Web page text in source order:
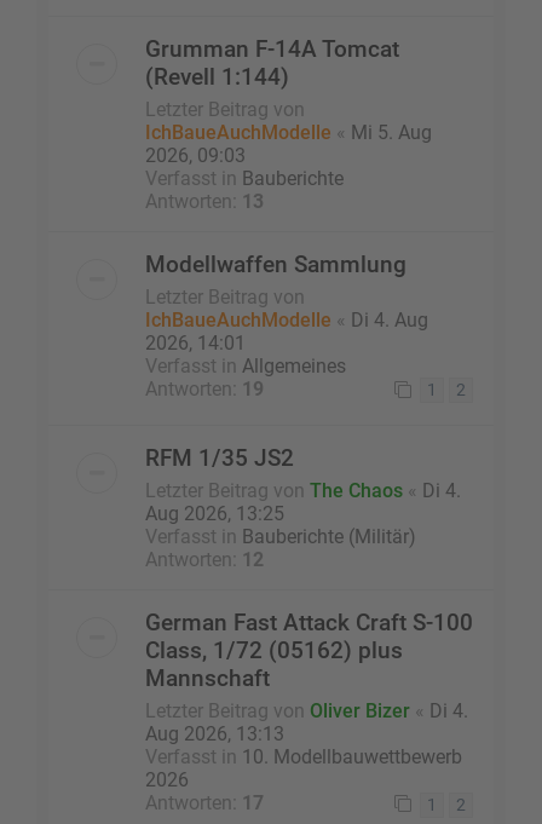
Grumman F-14A Tomcat
(Revell 1:144)
Letzter Beitrag von
IchBaueAuchModelle « Mi 5. Aug
2026, 09:03
Verfasst in Bauberichte
Antworten:
13
Modellwaffen Sammlung
Letzter Beitrag von
IchBaueAuchModelle « Di 4. Aug
2026, 14:01
Verfasst in Allgemeines
Antworten:
19 1 2
RFM 1/35 JS2
Letzter Beitrag von The Chaos « Di 4.
Aug 2026, 13:25
Verfasst in Bauberichte (Militär)
Antworten:
12
German Fast Attack Craft S-100
Class, 1/72 (05162) plus
Mannschaft
Letzter Beitrag von Oliver Bizer « Di 4.
Aug 2026, 13:13
Verfasst in 10. Modellbauwettbewerb
2026
Antworten:
17 1 2